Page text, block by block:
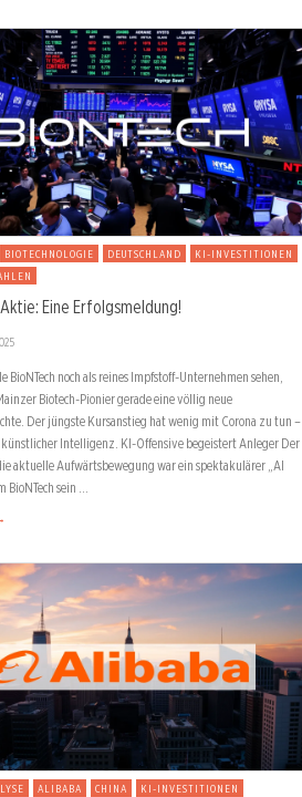
BIOTECHNOLOGIE DEUTSCHLAND
KI-INVESTITIONEN
Eine Erfolgsmeldung!
BioNTech noch als reines Impfstoff-Unternehmen sehen,
Biotech-Pionier gerade eine völlig neue
Der jüngste Kursanstieg hat wenig mit Corona zu tun –
Intelligenz. KI-Offensive begeistert Anleger Der
aktuelle Aufwärtsbewegung war ein spektakulärer „AI
BioNTech sein …
ALIBABA CHINA
KI-INVESTITIONEN